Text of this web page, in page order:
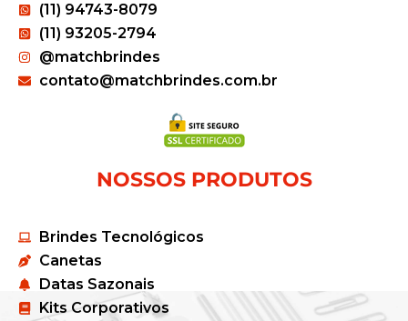
(11) 94743-8079
(11) 93205-2794
@matchbrindes
contato@matchbrindes.com.br
NOSSOS PRODUTOS
Brindes Tecnológicos
Canetas
Datas Sazonais
Kits Corporativos